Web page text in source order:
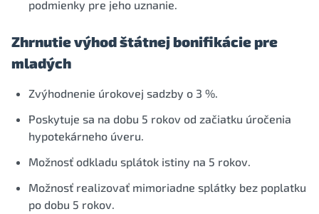
podmienky pre jeho uznanie.
Zhrnutie výhod štátnej bonifikácie pre
mladých
Zvýhodnenie úrokovej sadzby o 3 %.
Poskytuje sa na dobu 5 rokov od začiatku úročenia
hypotekárneho úveru.
Možnosť odkladu splátok istiny na 5 rokov.
Možnosť realizovať mimoriadne splátky bez poplatku
po dobu 5 rokov.